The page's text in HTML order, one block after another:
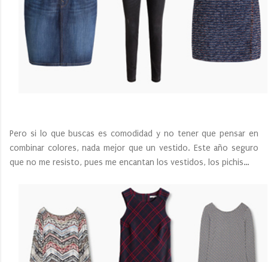
Pero si lo que buscas es comodidad y no tener que pensar en
combinar colores, nada mejor que un vestido. Este año seguro
que no me resisto, pues me encantan los vestidos, los pichis…